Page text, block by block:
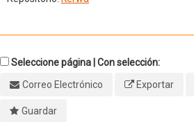
Seleccione página | Con selección:
Correo Electrónico
Exportar
Guardar